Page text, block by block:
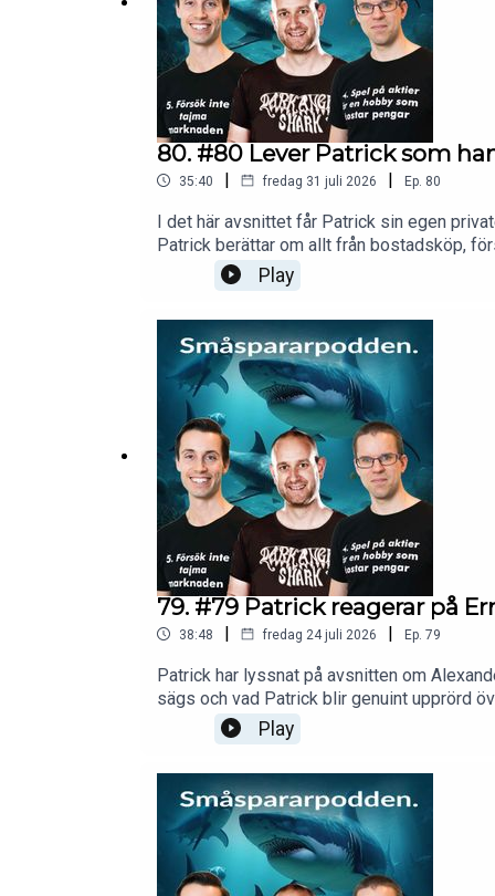
Stötta Småspararpodden och slipp den
podd@smaspararguiden.se!
Stötta Småspararpodden och slipp den
podd@smaspararguiden.se!
80. #80 Lever Patrick som
35:40 | fredag 31 juli 2026 | Ep. 80
I det här avsnittet får Patrick sin egen
Patrick berättar om allt från bostadsköp,
äktenskapsförordet – trots att han tycker
frivilligt avstod stora värden när de gifte
sitt eget pensionssparande, ISK och
Play
79. #79 Patrick reagerar på
38:48 | fredag 24 juli 2026 | Ep. 79
Patrick har lyssnat på avsnitten om
sägs och vad Patrick blir genuint upprörd
Trustor-härvan och Joachim
Ernstbergers bok, nya tag i granskningen
Rothstein på Privata Affärer, får vi veta
kredd från SvD – Patrick om varför det
åsikter.Jämförelsen som skaver.
SD-profiler och så dyker en
Sverige, vid Ernstbergers sida hos Jan
Play